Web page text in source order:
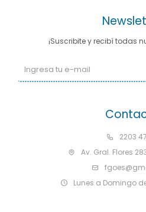
2203
Av. Gral. Flores
Lunes a Domingo
¡Suscribite y recibí todas